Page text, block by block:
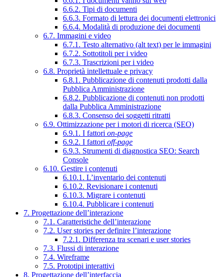
6.6.2. Tipi di documenti
6.6.3. Formato di lettura dei documenti elettronici
6.6.4. Modalità di produzione dei documenti
6.7. Immagini e video
6.7.1. Testo alternativo (alt text) per le immagini
6.7.2. Sottotitoli per i video
6.7.3. Trascrizioni per i video
6.8. Proprietà intellettuale e privacy
6.8.1. Pubblicazione di contenuti prodotti dalla
Pubblica Amministrazione
6.8.2. Pubblicazione di contenuti non prodotti
dalla Pubblica Amministrazione
6.8.3. Consenso dei soggetti ritratti
6.9. Ottimizzazione per i motori di ricerca (SEO)
6.9.1. I fattori on-page
6.9.2. I fattori off-page
6.9.3. Strumenti di diagnostica SEO: Search
Console
6.10. Gestire i contenuti
6.10.1. L’inventario dei contenuti
6.10.2. Revisionare i contenuti
6.10.3. Migrare i contenuti
6.10.4. Pubblicare i contenuti
7. Progettazione dell’interazione
7.1. Caratteristiche dell’interazione
7.2. User stories per definire l’interazione
7.2.1. Differenza tra scenari e user stories
7.3. Flussi di interazione
7.4. Wireframe
7.5. Prototipi interattivi
8. Progettazione dell’interfaccia